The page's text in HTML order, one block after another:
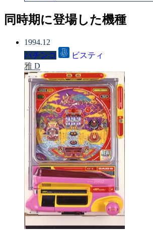
同時期に登場した機種
1994.12
パチンコ
ビスティ
雅 D